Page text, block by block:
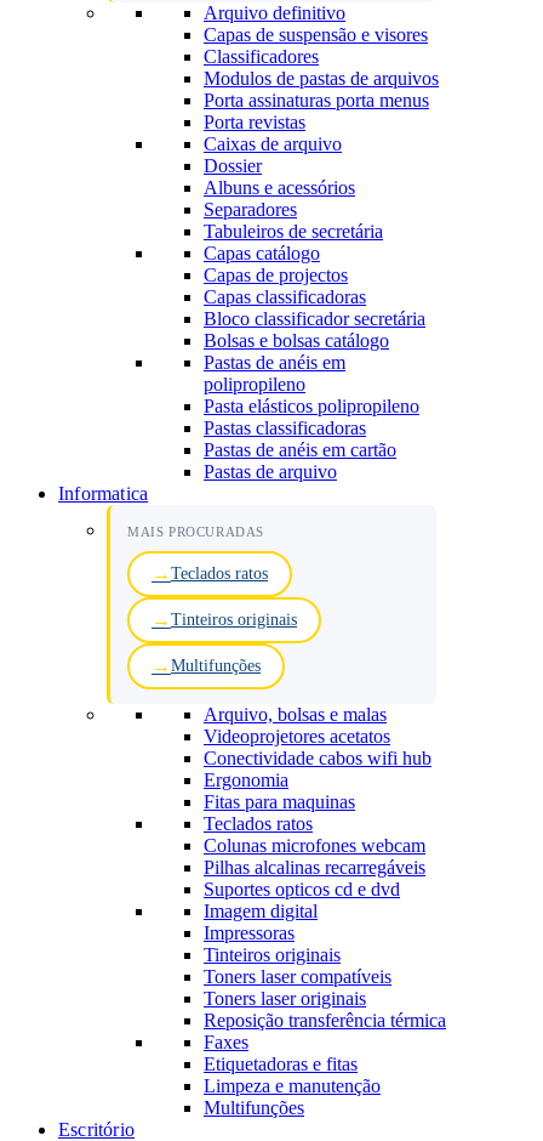
Arquivo definitivo
Capas de suspensão e visores
Classificadores
Modulos de pastas de arquivos
Porta assinaturas porta menus
Porta revistas
Caixas de arquivo
Dossier
Albuns e acessórios
Separadores
Tabuleiros de secretária
Capas catálogo
Capas de projectos
Capas classificadoras
Bloco classificador secretária
Bolsas e bolsas catálogo
Pastas de anéis em
polipropileno
Pasta elásticos polipropileno
Pastas classificadoras
Pastas de anéis em cartão
Pastas de arquivo
Informatica
MAIS PROCURADAS
Teclados ratos
Tinteiros originais
Multifunções
Arquivo, bolsas e malas
Videoprojetores acetatos
Conectividade cabos wifi hub
Ergonomia
Fitas para maquinas
Teclados ratos
Colunas microfones webcam
Pilhas alcalinas recarregáveis
Suportes opticos cd e dvd
Imagem digital
Impressoras
Tinteiros originais
Toners laser compatíveis
Toners laser originais
Reposição transferência térmica
Faxes
Etiquetadoras e fitas
Limpeza e manutenção
Multifunções
Escritório